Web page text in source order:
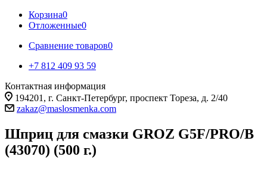
Корзина0
Отложенные0
Сравнение товаров0
+7 812 409 93 59
Контактная информация
194201, г. Санкт-Петербург, проспект Тореза, д. 2/40
zakaz@maslosmenka.com
Шприц для смазки GROZ G5F/PRO/B
(43070) (500 г.)